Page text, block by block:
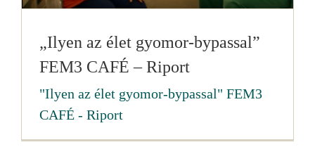
„Ilyen az élet gyomor-bypassal”
FEM3 CAFÉ – Riport
"Ilyen az élet gyomor-bypassal" FEM3
CAFÉ - Riport